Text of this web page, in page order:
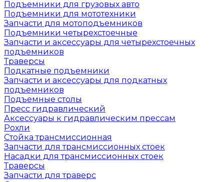
Подъемники для грузовых авто
Подъемники для мототехники
Запчасти для мотоподъемников
Подъемники четырехстоечные
Запчасти и аксессуары для четырехстоечных
подъемников
Траверсы
Подкатные подъемники
Запчасти и аксессуары для подкатных
подъемников
Подъемные столы
Пресс гидравлический
Аксессуары к гидравлическим прессам
Рохли
Стойка трансмиссионная
Запчасти для трансмиссионных стоек
Насадки для трансмиссионных стоек
Траверсы
Запчасти для траверс